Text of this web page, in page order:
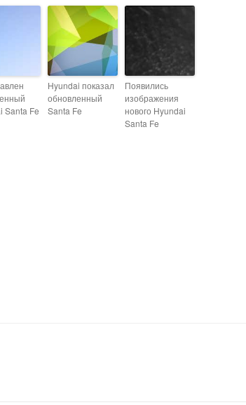
Santa Fe
Hyundai показал
обновленный
Santa Fe
Появились
изображения
нового Hyundai
Santa Fe